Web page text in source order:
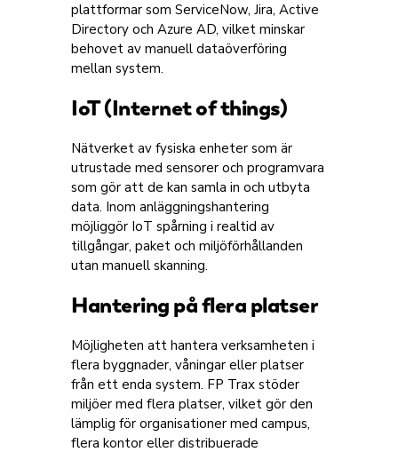
plattformar som ServiceNow, Jira, Active
Directory och Azure AD, vilket minskar
behovet av manuell dataöverföring
mellan system.
IoT (Internet of things)
Nätverket av fysiska enheter som är
utrustade med sensorer och programvara
som gör att de kan samla in och utbyta
data. Inom anläggningshantering
möjliggör IoT spårning i realtid av
tillgångar, paket och miljöförhållanden
utan manuell skanning.
Hantering på flera platser
Möjligheten att hantera verksamheten i
flera byggnader, våningar eller platser
från ett enda system. FP Trax stöder
miljöer med flera platser, vilket gör den
lämplig för organisationer med campus,
flera kontor eller distribuerade